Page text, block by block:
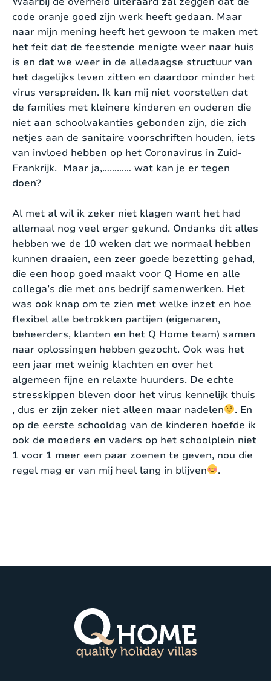
code oranje goed zijn werk heeft gedaan. Maar
naar mijn mening heeft het gewoon te maken met
het feit dat de feestende menigte weer naar huis
is en dat we weer in de alledaagse structuur van
het dagelijks leven zitten en daardoor minder het
virus verspreiden. Ik kan mij niet voorstellen dat
de families met kleinere kinderen en ouderen die
niet aan schoolvakanties gebonden zijn, die zich
netjes aan de sanitaire voorschriften houden, iets
van invloed hebben op het Coronavirus in Zuid-
Frankrijk. Maar ja,………… wat kan je er tegen
doen?
Al met al wil ik zeker niet klagen want het had
allemaal nog veel erger gekund. Ondanks dit alles
hebben we de 10 weken dat we normaal hebben
kunnen draaien, een zeer goede bezetting gehad,
die een hoop goed maakt voor Q Home en alle
collega’s die met ons bedrijf samenwerken. Het
was ook knap om te zien met welke inzet en hoe
flexibel alle betrokken partijen (eigenaren,
beheerders, klanten en het Q Home team) samen
naar oplossingen hebben gezocht. Ook was het
een jaar met weinig klachten en over het
algemeen fijne en relaxte huurders. De echte
stresskippen bleven door het virus kennelijk thuis
, dus er zijn zeker niet alleen maar nadelen
. En
op de eerste schooldag van de kinderen hoefde ik
ook de moeders en vaders op het schoolplein niet
1 voor 1 meer een paar zoenen te geven, nou die
regel mag er van mij heel lang in blijven
.